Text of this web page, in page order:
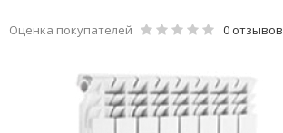
Оценка покупателей 0 отзывов